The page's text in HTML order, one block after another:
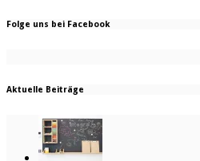
Folge uns bei Facebook
Aktuelle Beiträge